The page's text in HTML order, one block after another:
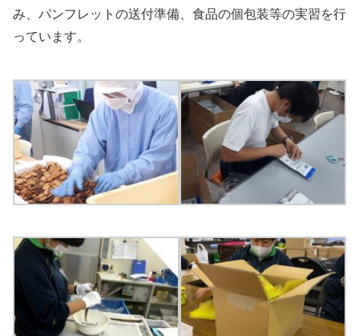
み、パンフレットの送付準備、食品の個包装等の実習を行
っています。